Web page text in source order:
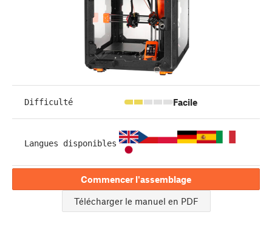
Difficulté Facile
Langues disponibles
Commencer l'assemblage
Télécharger le manuel en PDF